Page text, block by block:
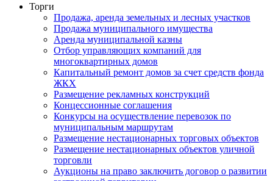
Торги
Продажа, аренда земельных и лесных участков
Продажа муниципального имущества
Аренда муниципальной казны
Отбор управляющих компаний для
многоквартирных домов
Капитальный ремонт домов за счет средств фонда
ЖКХ
Размещение рекламных конструкций
Концессионные соглашения
Конкурсы на осуществление перевозок по
муниципальным маршрутам
Размещение нестационарных торговых объектов
Размещение нестационарных объектов уличной
торговли
Аукционы на право заключить договор о развитии